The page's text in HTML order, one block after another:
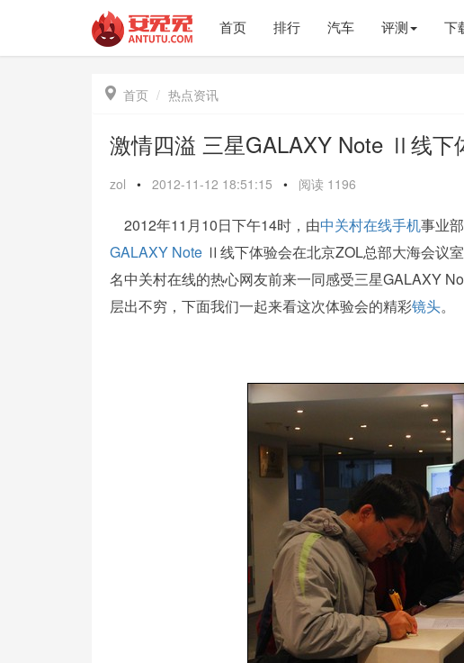
首页 排行 汽车 评测 下
 首页 热点资讯
激情四溢 三星GALAXY Note Ⅱ线下
zol • 2012-11-12 18:51:15 • 阅读 1196
2012年11月10日下午14时，由中关村在线手机事业
GALAXY Note Ⅱ线下体验会在北京ZOL总部大海会议
名中关村在线的热心网友前来一同感受三星GALAXY
层出不穷，下面我们一起来看这次体验会的精彩镜头。